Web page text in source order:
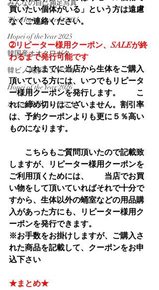
みんなの自己満足写真
The Hopei Awards 2024
Hopei of the Year 2025
韓国産オオクワガタ
韓ビノ美形コンテスト
Hopei of the Year 2026
ホペイ美形コンテスト
買いたい個体がいる」という方は遠慮
なくご連絡ください。
➁リピーター様用クーポン、SALEが終
わるまで発行可能です
これまでに当店から生体をご購入
頂いている方には、いつでもリピータ
ー様用クーポンを発行します。　　こ
れに締め切りはございません。割引率
は、予約クーポンよりも更に５％高い
ものになります。
こちらもご質問頂いたので記載致
しますが、リピーター様用クーポンを
ご利用頂くためには、　　当店でお買
い物をして頂いていればそれで十分で
すから、生体以外の蛹室などの用品購
入があった方にも、リピーター様用ク
ーポンを発行できます。
※お手数をお掛けしますが、ご購入さ
れた商品を記載して、クーポンをお申
込下さい
★まとめ★